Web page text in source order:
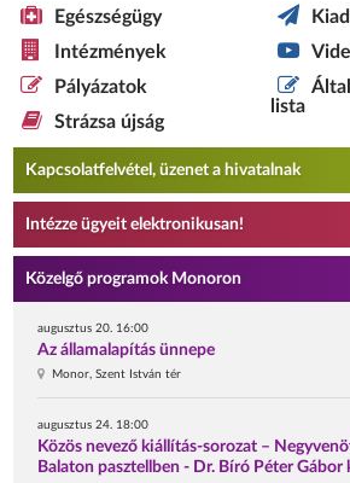
Egészségügy
Intézmények
Pályázatok
Strázsa újság
lista
Kapcsolatfelvétel, üzenet a hivatalnak
Intézze ügyeit elektronikusan!
Közelgő programok Monoron
augusztus 20. 16:00
Az államalapítás ünnepe
Monor, Szent István tér
augusztus 24. 18:00
Közös nevező kiállítás-sorozat –
Balaton pasztellben - Dr. Bíró Péter Gábor